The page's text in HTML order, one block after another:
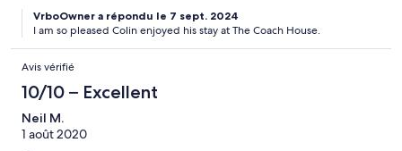
VrboOwner a répondu le 7 sept. 2024
I am so pleased Colin enjoyed his stay at The Coach House.
Avis vérifié
10/10 – Excellent
Neil M.
1 août 2020